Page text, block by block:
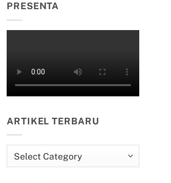
PRESENTA
ARTIKEL TERBARU
Terbaru